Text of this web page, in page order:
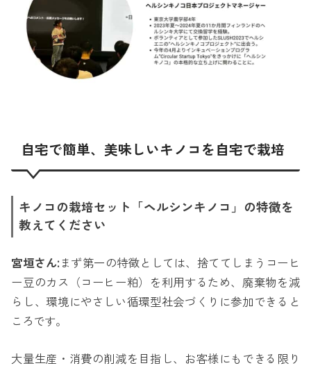
自宅で簡単、美味しいキノコを自宅で栽培
キノコの栽培セット「ヘルシンキノコ」の特徴を
教えてください
宮垣さん:まず第一の特徴としては、捨ててしまうコーヒ
ー豆のカス（コーヒー粕）を利用するため、廃棄物を減
らし、環境にやさしい循環型社会づくりに参加できると
ころです。
大量生産・消費の削減を目指し、お客様にもできる限り